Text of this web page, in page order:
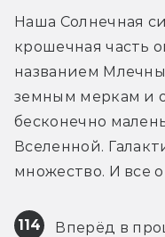
Наша Солнечная
крошечная часть
названием
земным меркам и
бесконечно
Вселенной.
множество. И все
114 Вперёд в